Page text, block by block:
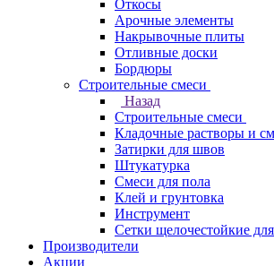
Откосы
Арочные элементы
Накрывочные плиты
Отливные доски
Бордюры
Строительные смеси
Назад
Строительные смеси
Кладочные растворы и
Затирки для швов
Штукатурка
Смеси для пола
Клей и грунтовка
Инструмент
Сетки щелочестойкие
Производители
Акции